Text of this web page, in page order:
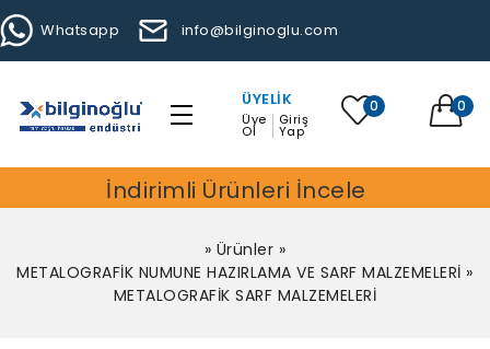
Whatsapp info@bilginoglu.com
ÜYELIK
Üye
Ol
Giriş
Yap
0 0
İndirimli Ürünleri İncele
» Ürünler »
METALOGRAFİK NUMUNE HAZIRLAMA VE SARF MALZEMELERİ »
METALOGRAFİK SARF MALZEMELERİ